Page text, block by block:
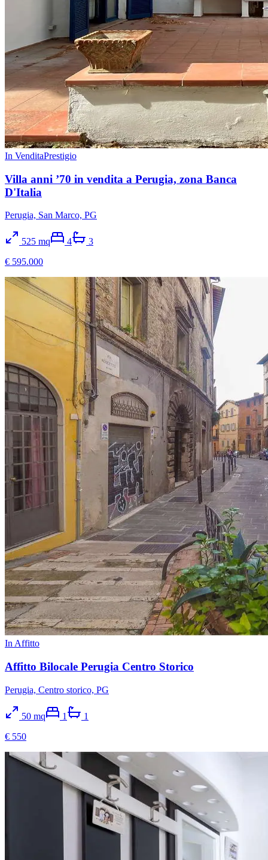
In VenditaPrestigio
Villa anni ’70 in vendita a Perugia, zona Banca
D'Italia
Perugia, San Marco, PG
525 mq 4
3
€ 595.000
In Affitto
Affitto Bilocale Perugia Centro Storico
Perugia, Centro storico, PG
50 mq 1
1
€ 550